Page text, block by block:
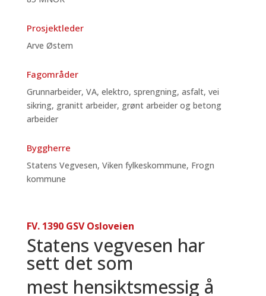
Prosjektleder
Arve Østem
Fagområder
Grunnarbeider, VA, elektro, sprengning, asfalt, vei
sikring, granitt arbeider, grønt arbeider og betong
arbeider
Byggherre
Statens Vegvesen, Viken fylkeskommune, Frogn
kommune
FV. 1390 GSV Osloveien
Statens vegvesen har
sett det som
mest hensiktsmessig å